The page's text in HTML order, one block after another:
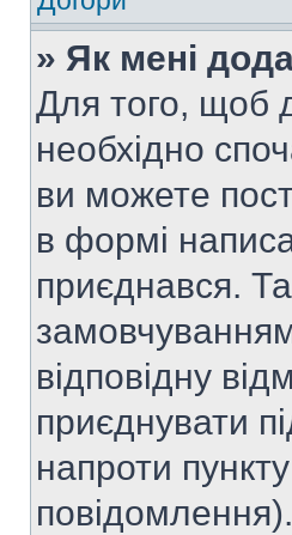
» Як мені
Для того, щоб
необхідно
ви можете
в формі
приєднався.
відповідну
приєднувати
напроти пункту
повідомлення).